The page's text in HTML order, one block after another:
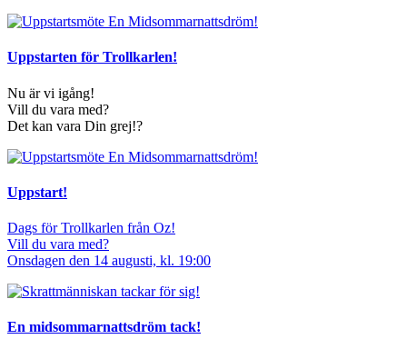
Uppstarten för Trollkarlen!
Nu är vi igång!
Vill du vara med?
Det kan vara Din grej!?
Uppstart!
Dags för Trollkarlen från Oz!
Vill du vara med?
Onsdagen den 14 augusti, kl. 19:00
En midsommarnattsdröm tack!